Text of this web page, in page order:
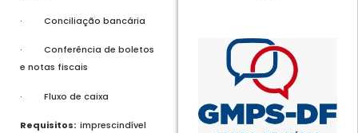
· Conciliação bancária
· Conferência de boletos
e notas fiscais
· Fluxo de caixa
Requisitos: imprescindível